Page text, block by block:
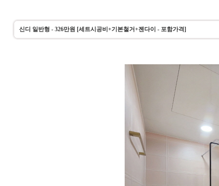
신디 일반형 - 326만원 [세트시공비+기본철거+젠다이 - 포함가격]